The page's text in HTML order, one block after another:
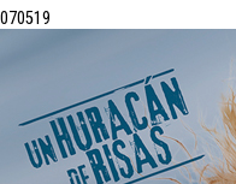
070519